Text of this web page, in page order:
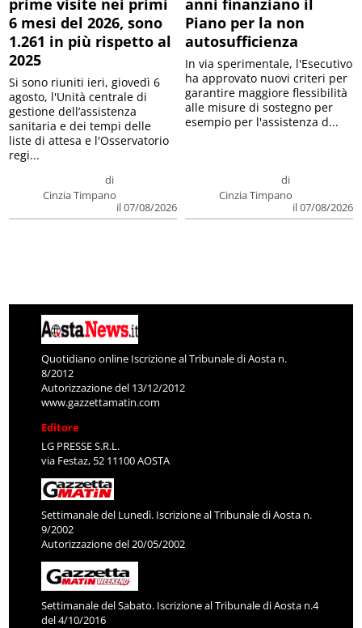
prime visite nei primi
6 mesi del 2026, sono
1.261 in più rispetto al
2025
di
Cinzia Timpano
il 07/08/2026
Si sono riuniti ieri, giovedì 6
agosto, l'Unità centrale di
gestione dell’assistenza
sanitaria e dei tempi delle
liste di attesa e l'Osservatorio
regi...
anni finanziano il
Piano per la non
autosufficienza
di
Cinzia Timpano
il 07/08/2026
In via sperimentale, l'Esecutivo
ha approvato nuovi criteri per
garantire maggiore flessibilità
alle misure di sostegno per
esempio per l'assistenza d...
Quotidiano online Iscrizione al Tribunale di Aosta n.
8/2012
Autorizzazione del 13/12/2012
www.gazzettamatin.com
Editore
LG PRESSE S.R.L.
via Festaz, 52 11100 AOSTA
Settimanale del Lunedì. Iscrizione al Tribunale di Aosta n.
9/2002
Autorizzazione del 20/05/2002
Settimanale del Sabato. Iscrizione al Tribunale di Aosta n.4
del 4/10/2016